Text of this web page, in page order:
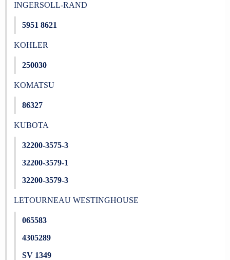
INGERSOLL-RAND
5951 8621
KOHLER
250030
KOMATSU
86327
KUBOTA
32200-3575-3
32200-3579-1
32200-3579-3
LETOURNEAU WESTINGHOUSE
065583
4305289
SV 1349